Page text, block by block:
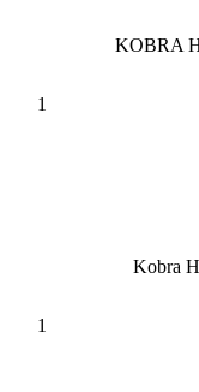
KOBRA
Kobra